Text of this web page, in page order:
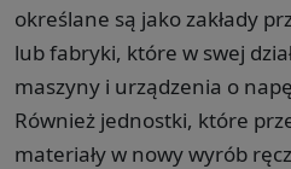
określane są jako zakłady
lub fabryki, które w swej
maszyny i urządzenia o
Również jednostki, które
materiały w nowy wyrób